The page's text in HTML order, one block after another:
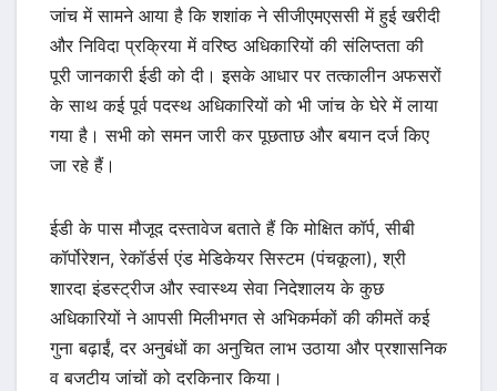
जांच में सामने आया है कि शशांक ने सीजीएमएससी में हुई खरीदी
और निविदा प्रक्रिया में वरिष्ठ अधिकारियों की संलिप्तता की
पूरी जानकारी ईडी को दी। इसके आधार पर तत्कालीन अफसरों
के साथ कई पूर्व पदस्थ अधिकारियों को भी जांच के घेरे में लाया
गया है। सभी को समन जारी कर पूछताछ और बयान दर्ज किए
जा रहे हैं।
ईडी के पास मौजूद दस्तावेज बताते हैं कि मोक्षित कॉर्प, सीबी
कॉर्पोरेशन, रेकॉर्डर्स एंड मेडिकेयर सिस्टम (पंचकूला), श्री
शारदा इंडस्ट्रीज और स्वास्थ्य सेवा निदेशालय के कुछ
अधिकारियों ने आपसी मिलीभगत से अभिकर्मकों की कीमतें कई
गुना बढ़ाईं, दर अनुबंधों का अनुचित लाभ उठाया और प्रशासनिक
व बजटीय जांचों को दरकिनार किया।